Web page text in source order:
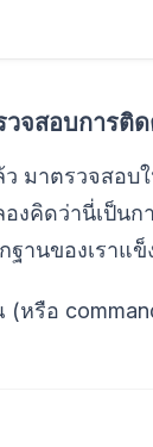
วจสอบการติ
ว มาตรวจสอบ
งคิดว่านี่เป็นก
ฐานของเราแข็
(หรือ